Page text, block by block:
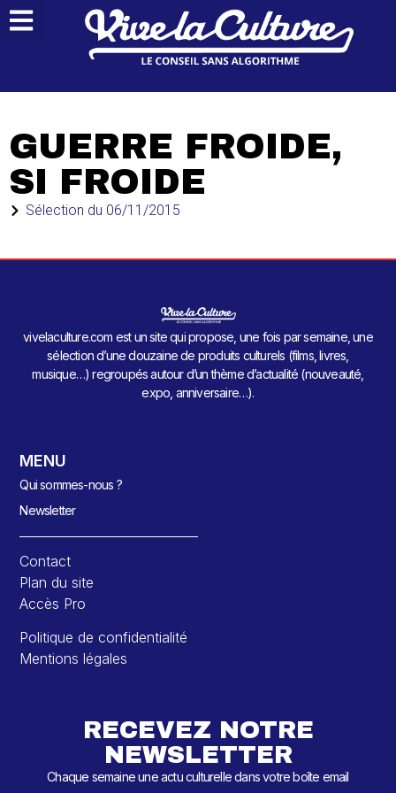
GUERRE FROIDE,
SI FROIDE
Sélection du 06/11/2015
vivelaculture.com est un site qui propose, une fois par semaine, une
sélection d’une douzaine de produits culturels (films, livres,
musique…) regroupés autour d’un thème d’actualité (nouveauté,
expo, anniversaire…).
MENU
Qui sommes-nous ?
Newsletter
Contact
Plan du site
Accès Pro
Politique de confidentialité
Mentions légales
RECEVEZ NOTRE
NEWSLETTER
Chaque semaine une actu culturelle dans votre boîte email